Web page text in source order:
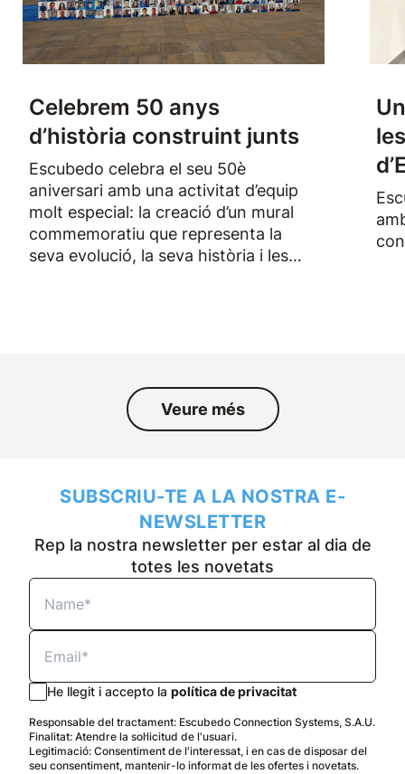
Celebrem 50 anys
d’història construint junts
Escubedo celebra el seu 50è
aniversari amb una activitat d’equip
molt especial: la creació d’un mural
commemoratiu que representa la
seva evolució, la seva història i les
Veure més
SUBSCRIU-TE A LA NOSTRA E-
NEWSLETTER
Rep la nostra newsletter per estar al dia de
totes les novetats
He llegit i accepto la política de privacitat
Responsable del tractament: Escubedo Connection Systems, S.A.U.
Finalitat: Atendre la sol·licitud de l'usuari.
Legitimació: Consentiment de l'interessat, i en cas de disposar del
seu consentiment, mantenir-lo informat de les ofertes i novetats.